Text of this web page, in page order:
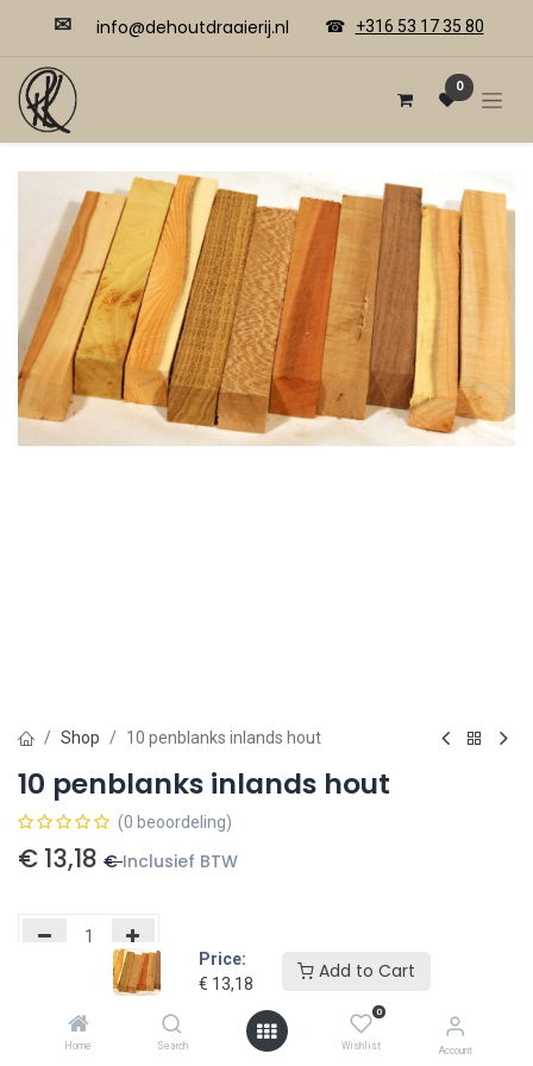
Price:
€ 13,18
Add to Cart
Home Search
0
Wishlist Account
✉ ​​info@dehoutdraaierij.nl ☎ +316 53 17 35 80
0
Shop 10 penblanks inlands hout
10 penblanks inlands hout
(0 beoordeling)
€ 13,18 € Inclusief BTW
Toevoegen aan winkelmandje
Toevoegen aan verlanglijst